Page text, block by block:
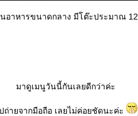
นอาหารขนาดกลาง มีโต๊ะประมาณ
มาดูเมนูวันนี้กันเลยดีกว่าค่ะ
ถ่ายจากมือถือ เลยไม่ค่อยชัดนะค่ะ